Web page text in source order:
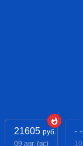
21605 руб.
09 авг. (вс)
-